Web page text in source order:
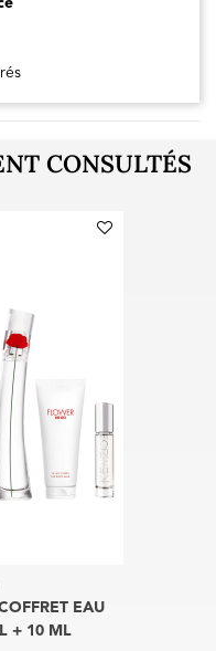
CONSULTÉS
EAU
+ 10 ML